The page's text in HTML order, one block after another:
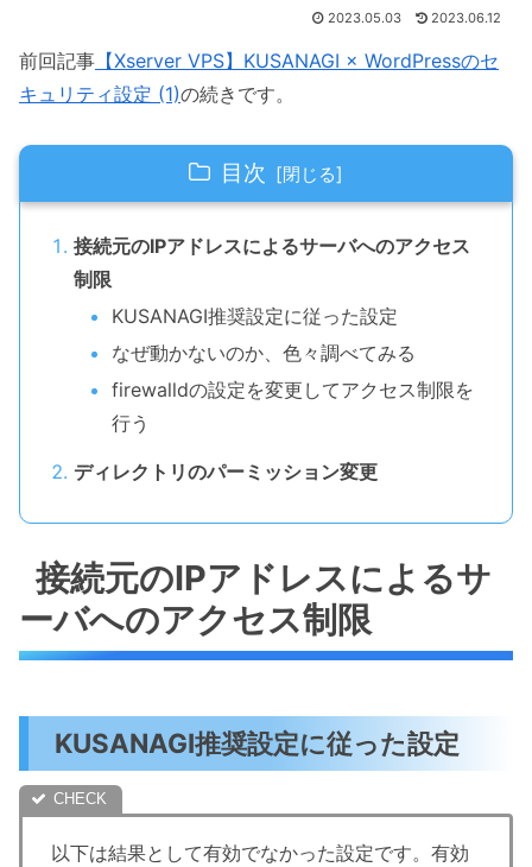
2023.05.03 2023.06.12
前回記事 【Xserver VPS】KUSANAGI × WordPressのセ
キュリティ設定 (1)の続きです。
目次
接続元のIPアドレスによるサーバへのアクセス
制限
KUSANAGI推奨設定に従った設定
なぜ動かないのか、色々調べてみる
firewalldの設定を変更してアクセス制限を
行う
ディレクトリのパーミッション変更
接続元のIPアドレスによるサ
ーバへのアクセス制限
KUSANAGI推奨設定に従った設定
以下は結果として有効でなかった設定です。有効